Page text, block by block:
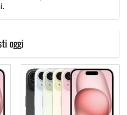
oggi